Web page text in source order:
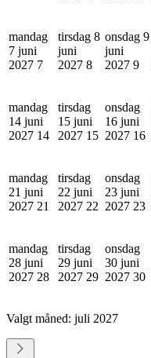
mandag
7 juni
2027 7
tirsdag 8
juni
2027 8
onsdag 9
juni
2027 9
mandag
14 juni
2027 14
tirsdag
15 juni
2027 15
onsdag
16 juni
2027 16
mandag
21 juni
2027 21
tirsdag
22 juni
2027 22
onsdag
23 juni
2027 23
mandag
28 juni
2027 28
tirsdag
29 juni
2027 29
onsdag
30 juni
2027 30
Valgt måned: juli 2027